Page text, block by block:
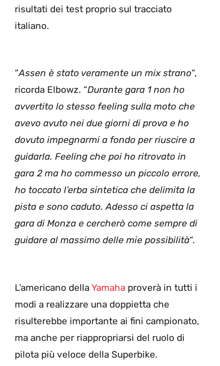
risultati dei test proprio sul tracciato
italiano.
“Assen è stato veramente un mix strano“,
ricorda Elbowz. “Durante gara 1 non ho
avvertito lo stesso feeling sulla moto che
avevo avuto nei due giorni di prova e ho
dovuto impegnarmi a fondo per riuscire a
guidarla. Feeling che poi ho ritrovato in
gara 2 ma ho commesso un piccolo errore,
ho toccato l’erba sintetica che delimita la
pista e sono caduto. Adesso ci aspetta la
gara di Monza e cercherò come sempre di
guidare al massimo delle mie possibilità“.
L’americano dellaYamaha proverà in tutti i
modi a realizzare una doppietta che
risulterebbe importante ai fini campionato,
ma anche per riappropriarsi del ruolo di
pilota più veloce della Superbike.